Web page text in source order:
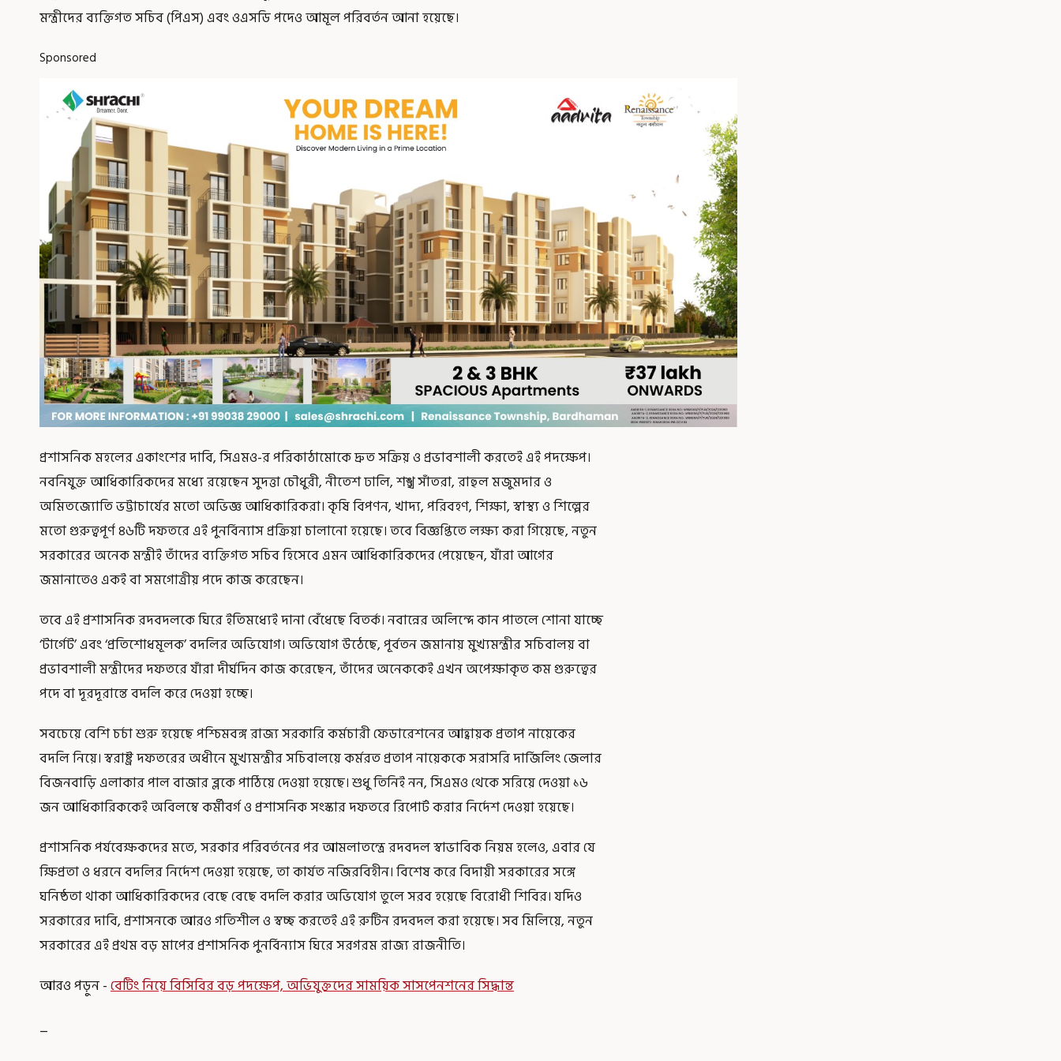
মন্ত্রীদের ব্যক্তিগত সচিব (পিএস) এবং ওএসডি পদেও আমূল পরিবর্তন আনা হয়েছে।
Sponsored
প্রশাসনিক মহলের একাংশের দাবি, সিএমও-র পরিকাঠামোকে দ্রুত সক্রিয় ও প্রভাবশালী করতেই এই পদক্ষেপ।
নবনিযুক্ত আধিকারিকদের মধ্যে রয়েছেন সুদত্তা চৌধুরী, নীতেশ ঢালি, শঙ্খ সাঁতরা, রাহুল মজুমদার ও
অমিতজ্যোতি ভট্টাচার্যের মতো অভিজ্ঞ আধিকারিকরা। কৃষি বিপণন, খাদ্য, পরিবহণ, শিক্ষা, স্বাস্থ্য ও শিল্পের
মতো গুরুত্বপূর্ণ ৪৬টি দফতরে এই পুনর্বিন্যাস প্রক্রিয়া চালানো হয়েছে। তবে বিজ্ঞপ্তিতে লক্ষ্য করা গিয়েছে, নতুন
সরকারের অনেক মন্ত্রীই তাঁদের ব্যক্তিগত সচিব হিসেবে এমন আধিকারিকদের পেয়েছেন, যাঁরা আগের
জমানাতেও একই বা সমগোত্রীয় পদে কাজ করেছেন।
তবে এই প্রশাসনিক রদবদলকে ঘিরে ইতিমধ্যেই দানা বেঁধেছে বিতর্ক। নবান্নের অলিন্দে কান পাতলে শোনা যাচ্ছে
‘টার্গেট’ এবং ‘প্রতিশোধমূলক’ বদলির অভিযোগ। অভিযোগ উঠেছে, পূর্বতন জমানায় মুখ্যমন্ত্রীর সচিবালয় বা
প্রভাবশালী মন্ত্রীদের দফতরে যাঁরা দীর্ঘদিন কাজ করেছেন, তাঁদের অনেককেই এখন অপেক্ষাকৃত কম গুরুত্বের
পদে বা দূরদূরান্তে বদলি করে দেওয়া হচ্ছে।
সবচেয়ে বেশি চর্চা শুরু হয়েছে পশ্চিমবঙ্গ রাজ্য সরকারি কর্মচারী ফেডারেশনের আহ্বায়ক প্রতাপ নায়েকের
বদলি নিয়ে। স্বরাষ্ট্র দফতরের অধীনে মুখ্যমন্ত্রীর সচিবালয়ে কর্মরত প্রতাপ নায়েককে সরাসরি দার্জিলিং জেলার
বিজনবাড়ি এলাকার পাল বাজার ব্লকে পাঠিয়ে দেওয়া হয়েছে। শুধু তিনিই নন, সিএমও থেকে সরিয়ে দেওয়া ১৬
জন আধিকারিককেই অবিলম্বে কর্মীবর্গ ও প্রশাসনিক সংস্কার দফতরে রিপোর্ট করার নির্দেশ দেওয়া হয়েছে।
প্রশাসনিক পর্যবেক্ষকদের মতে, সরকার পরিবর্তনের পর আমলাতন্ত্রে রদবদল স্বাভাবিক নিয়ম হলেও, এবার যে
ক্ষিপ্রতা ও ধরনে বদলির নির্দেশ দেওয়া হয়েছে, তা কার্যত নজিরবিহীন। বিশেষ করে বিদায়ী সরকারের সঙ্গে
ঘনিষ্ঠতা থাকা আধিকারিকদের বেছে বেছে বদলি করার অভিযোগ তুলে সরব হয়েছে বিরোধী শিবির। যদিও
সরকারের দাবি, প্রশাসনকে আরও গতিশীল ও স্বচ্ছ করতেই এই রুটিন রদবদল করা হয়েছে। সব মিলিয়ে, নতুন
সরকারের এই প্রথম বড় মাপের প্রশাসনিক পুনর্বিন্যাস ঘিরে সরগরম রাজ্য রাজনীতি।
আরও পড়ুন -বেটিং নিয়ে বিসিবির বড় পদক্ষেপ, অভিযুক্তদের সাময়িক সাসপেনশনের সিদ্ধান্ত
_